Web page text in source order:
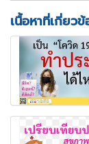
เนื้อหาที่เกี่ยว